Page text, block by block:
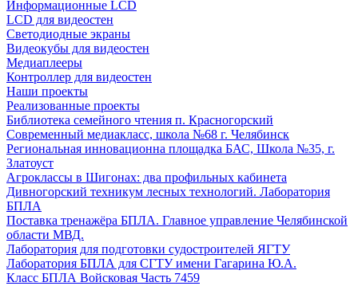
Информационные LCD
LCD для видеостен
Светодиодные экраны
Видеокубы для видеостен
Медиаплееры
Контроллер для видеостен
Наши проекты
Реализованные проекты
Библиотека семейного чтения п. Красногорский
Современный медиакласс, школа №68 г. Челябинск
Региональная инновационна площадка БАС, Школа №35, г.
Златоуст
Агроклассы в Шигонах: два профильных кабинета
Дивногорский техникум лесных технологий. Лаборатория
БПЛА
Поставка тренажёра БПЛА. Главное управление Челябинской
области МВД.
Лаборатория для подготовки судостроителей ЯГТУ
Лаборатория БПЛА для СГТУ имени Гагарина Ю.А.
Класс БПЛА Войсковая Часть 7459